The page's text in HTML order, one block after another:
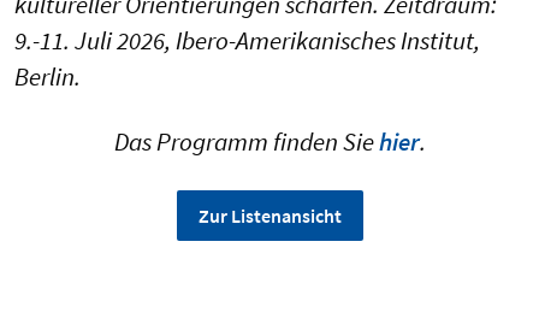
9.-11. Juli 2026, Ibero-Amerikanisches Institut,
Berlin.
Das Programm finden Siehier.
Zur Listenansicht